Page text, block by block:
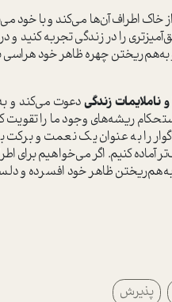
اطراف آن‌ها می‌کند و با خود
را در زندگی تجربه کنید و
به‌هم‌ریختن چهره ظاهر خود هراسی
ناملایمات زندگیدعوت می‌کند و
ریشه‌های وجود ما را تقویت
را به عنوان یک نعمت و
کنیم. اگر می‌خواهیم برای
به‌هم‌ریختن ظاهر خود افسرده و
پذیرش